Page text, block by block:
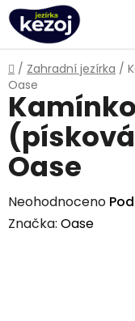
Přejít
na
obsah
Domů
/ Zahradní jezírka /
Oase
Oase
Průměrné
hodnocení
Neohodnoceno
Značka: Oase